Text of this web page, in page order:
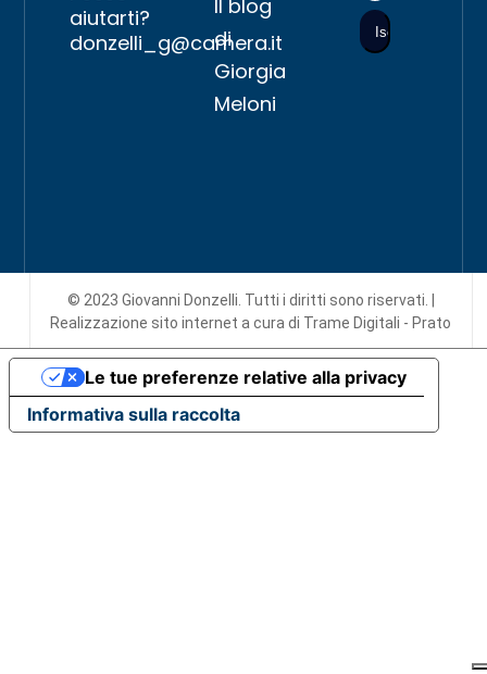
aiutarti?
donzelli_g@camera.it
Il blog
di
Giorgia
Meloni
© 2023 Giovanni Donzelli. Tutti i diritti sono riservati. |
Realizzazione sito interneta cura di Trame Digitali - Prato
Informativa sulla raccolta
Le tue preferenze relative alla privacy